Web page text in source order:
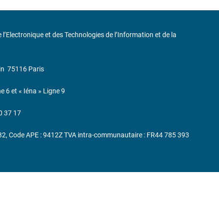
l’Electronique et des Technologies de l’Information et de la
75116 Paris
6 et « Iéna » Ligne 9
37 17
Code APE : 9412Z TVA intra-communautaire : FR44 785 393